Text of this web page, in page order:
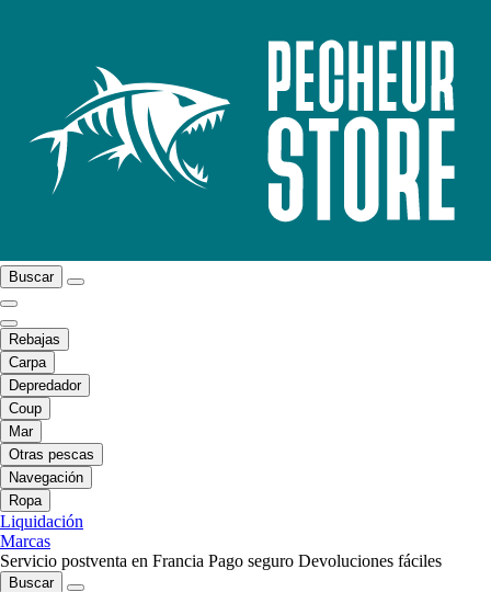
Buscar
Rebajas
Carpa
Depredador
Coup
Mar
Otras pescas
Navegación
Ropa
Liquidación
Marcas
Servicio postventa en Francia Pago seguro Devoluciones fáciles
Buscar